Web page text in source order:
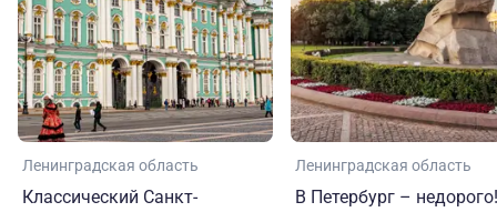
Ленинградская область
Классический Санкт-
Ленинградская область
В Петербург – недорого!